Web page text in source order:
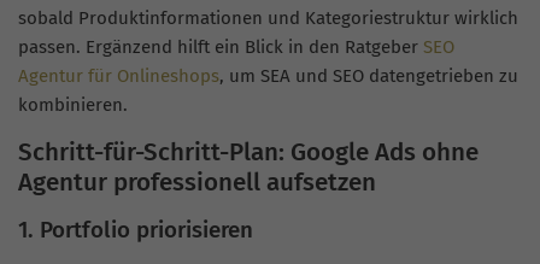
sobald Produktinformationen und Kategoriestruktur wirklich
passen. Ergänzend hilft ein Blick in den Ratgeber SEO
Agentur für Onlineshops, um SEA und SEO datengetrieben zu
kombinieren.
Schritt-für-Schritt-Plan: Google Ads ohne
Agentur professionell aufsetzen
1. Portfolio priorisieren